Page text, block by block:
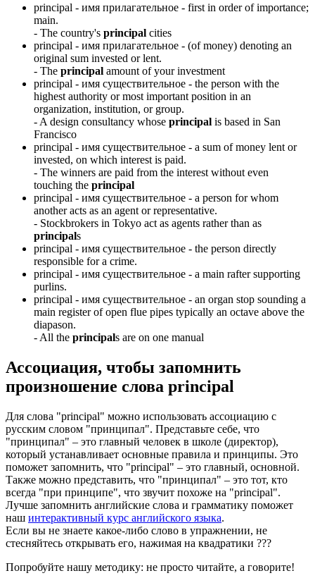
principal - имя прилагательное - first in order of importance;
main.
- The country's principal cities
principal - имя прилагательное - (of money) denoting an
original sum invested or lent.
- The principal amount of your investment
principal - имя существительное - the person with the
highest authority or most important position in an
organization, institution, or group.
- A design consultancy whose principal is based in San
Francisco
principal - имя существительное - a sum of money lent or
invested, on which interest is paid.
- The winners are paid from the interest without even
touching the principal
principal - имя существительное - a person for whom
another acts as an agent or representative.
- Stockbrokers in Tokyo act as agents rather than as
principals
principal - имя существительное - the person directly
responsible for a crime.
principal - имя существительное - a main rafter supporting
purlins.
principal - имя существительное - an organ stop sounding a
main register of open flue pipes typically an octave above the
diapason.
- All the principals are on one manual
Ассоциация, чтобы запомнить
произношение слова principal
Для слова "principal" можно использовать ассоциацию с
русским словом "принципал". Представьте себе, что
"принципал" – это главный человек в школе (директор),
который устанавливает основные правила и принципы. Это
поможет запомнить, что "principal" – это главный, основной.
Также можно представить, что "принципал" – это тот, кто
всегда "при принципе", что звучит похоже на "principal".
Лучше запомнить английские слова и грамматику поможет
наш интерактивный курс английского языка.
Если вы не знаете какое-либо слово в упражнении, не
стесняйтесь открывать его, нажимая на квадратики ???
Попробуйте нашу методику: не просто читайте, а говорите!